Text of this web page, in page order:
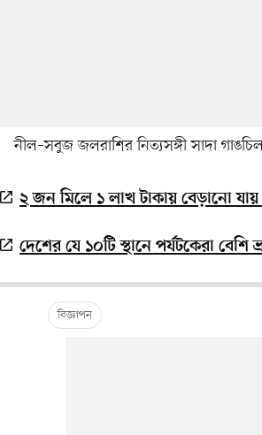
নীল–সবুজ জলরাশির নিত্যসঙ্গী সাদা
২ জন মিলে ১ লাখ টাকায় বেড়ানো
দেশের যে ১০টি স্থানে পর্যটকেরা বেশি